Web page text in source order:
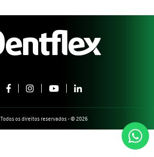
Todos os direitos reservados - © 2026